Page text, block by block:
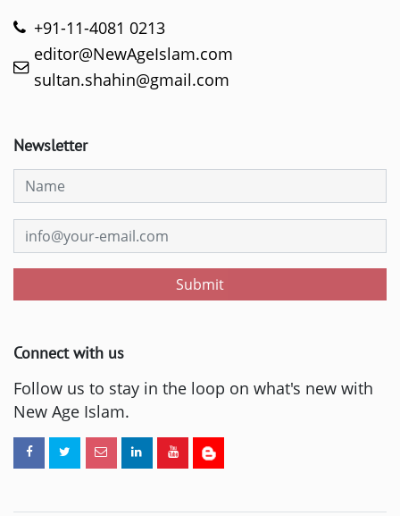
+91-11-4081 0213
editor@NewAgeIslam.com
sultan.shahin@gmail.com
Newsletter
Submit
Connect with us
Follow us to stay in the loop on what's new with
New Age Islam.